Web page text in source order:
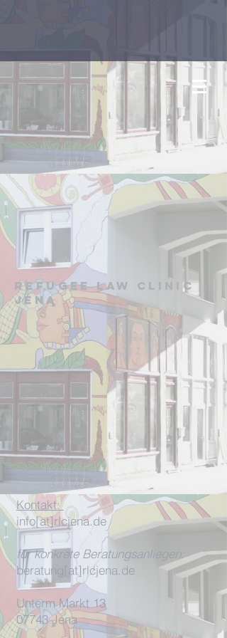
Refugee Law Clinic
Jena
Kontakt:
info[at]rlcjena.de
für konkrete Beratungsanliegen:
beratung[at]rlcjena.de
Unterm Markt 13
07743 Jena